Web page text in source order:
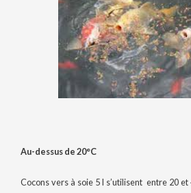
Au-dessus de 20°C
Cocons vers à soie 5 l s’utilisent entre 20